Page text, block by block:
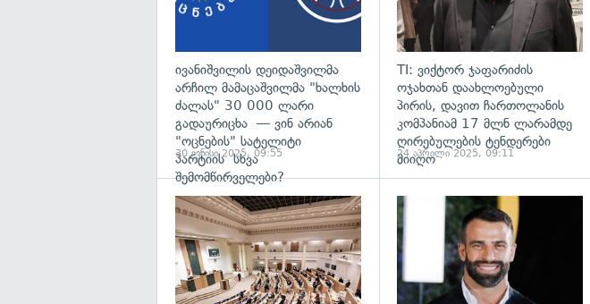
ივანიშვილის დეიდაშვილმა
არჩილ მამაცაშვილმა "ხალხის
ძალას" 30 000 ლარი
გადაურიცხა — ვინ არიან
"ოცნების" სატელიტი
პარტიის სხვა
შემომწირველები?
30 ივნისი 2025, 09:55
TI: ვიქტორ ჯაფარიძის
ოჯახთან დაახლოებული
პირის, დავით ჩართოლანის
კომპანიამ 17 მლნ ლარამდე
ღირებულების ტენდერები
მიიღო
24 აპრილი 2025, 09:11
გადახედვა